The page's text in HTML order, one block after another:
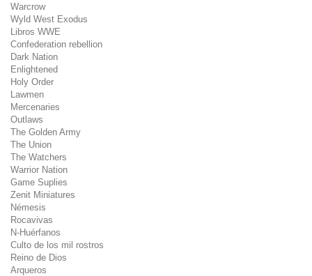
Warcrow
Wyld West Exodus
Libros WWE
Confederation rebellion
Dark Nation
Enlightened
Holy Order
Lawmen
Mercenaries
Outlaws
The Golden Army
The Union
The Watchers
Warrior Nation
Game Suplies
Zenit Miniatures
Némesis
Rocavivas
N-Huérfanos
Culto de los mil rostros
Reino de Dios
Arqueros